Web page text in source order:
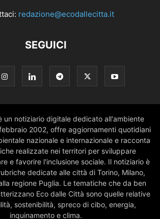
redazione@ecodallecitta.it
SEGUICI
un notiziario digitale dedicato all'ambiente
2002, offre aggiornamenti quotidiani
nazionale e internazionale e racconta
realizzate nei territori per sviluppare
e favorire l'inclusione sociale. Il notiziario è
dedicate alle città di Torino, Milano,
regione Puglia. Le tematiche che da ben
Eco dalle Città sono quelle relative
sostenibilità, spreco di cibo, energia,
inquinamento e clima.